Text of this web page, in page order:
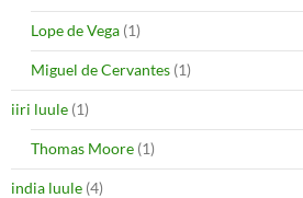
Lope de Vega (1)
Miguel de Cervantes (1)
iiri luule (1)
Thomas Moore (1)
india luule (4)